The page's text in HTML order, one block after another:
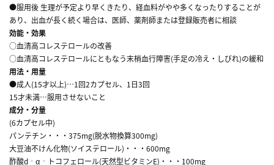
●服用後 生理が予定より早くきたり、経血料がやや多くなったりすることが
あり、出血が長く続く場合は、医師、薬剤師または登録販売者に相談
効能・効果
○血清高コレステロールの改善
○血清高コレステロールにともなう末梢血行障害(手足の冷え・しびれ)の緩和
用法・用量
●成人(15才以上)…1回2カプセル、1日3回
15才未満…服用させないこと
成分・分量
(6カプセル中)
パンテチン・・・375mg(脱水物換算300mg)
大豆油不けん化物(ソイステロール)・・・600mg
酢酸d‐α‐トコフェロール(天然型ビタミンE)・・・100mg